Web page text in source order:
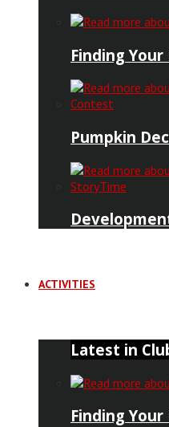
Finding Your
Pumpkin
ACTIVITIES
Latest in
Finding Your